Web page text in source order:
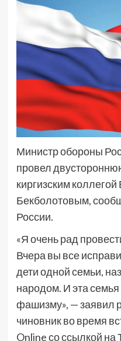
Министр обороны
провел
киргизским
Бекболотовым,
России.
«Я очень рад
Вчера вы все
дети одной семьи,
народом. И эта
фашизму», — заявил
чиновник во время
Online со ссылкой